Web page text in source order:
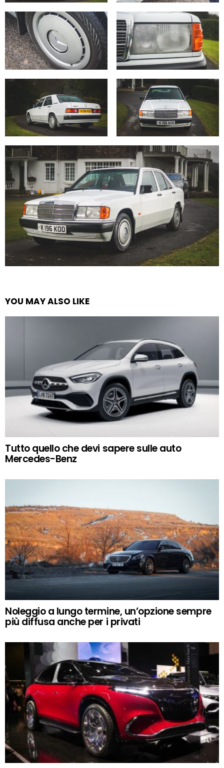
YOU MAY ALSO LIKE
Tutto quello che devi sapere sulle auto
Mercedes-Benz
Noleggio a lungo termine, un’opzione sempre
più diffusa anche per i privati